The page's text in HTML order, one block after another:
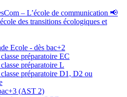
– L’école de communication 📢
des transitions écologiques et
Ecole - dès bac+2
préparatoire EC
préparatoire L
préparatoire D1, D2 ou
(AST 2)